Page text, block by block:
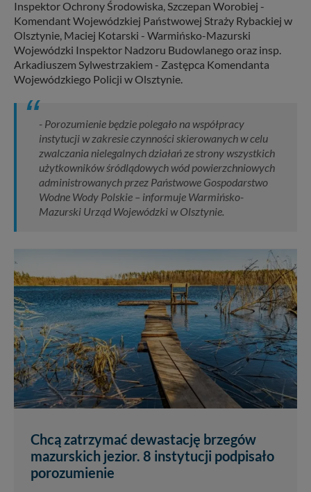
Inspektor Ochrony Środowiska, Szczepan Worobiej -
Komendant Wojewódzkiej Państwowej Straży Rybackiej w
Olsztynie, Maciej Kotarski - Warmińsko-Mazurski
Wojewódzki Inspektor Nadzoru Budowlanego oraz insp.
Arkadiuszem Sylwestrzakiem - Zastępca Komendanta
Wojewódzkiego Policji w Olsztynie.
- Porozumienie będzie polegało na współpracy
instytucji w zakresie czynności skierowanych w celu
zwalczania nielegalnych działań ze strony wszystkich
użytkowników śródlądowych wód powierzchniowych
administrowanych przez Państwowe Gospodarstwo
Wodne Wody Polskie – informuje Warmińsko-
Mazurski Urząd Wojewódzki w Olsztynie.
Chcą zatrzymać dewastację brzegów
mazurskich jezior. 8 instytucji podpisało
porozumienie